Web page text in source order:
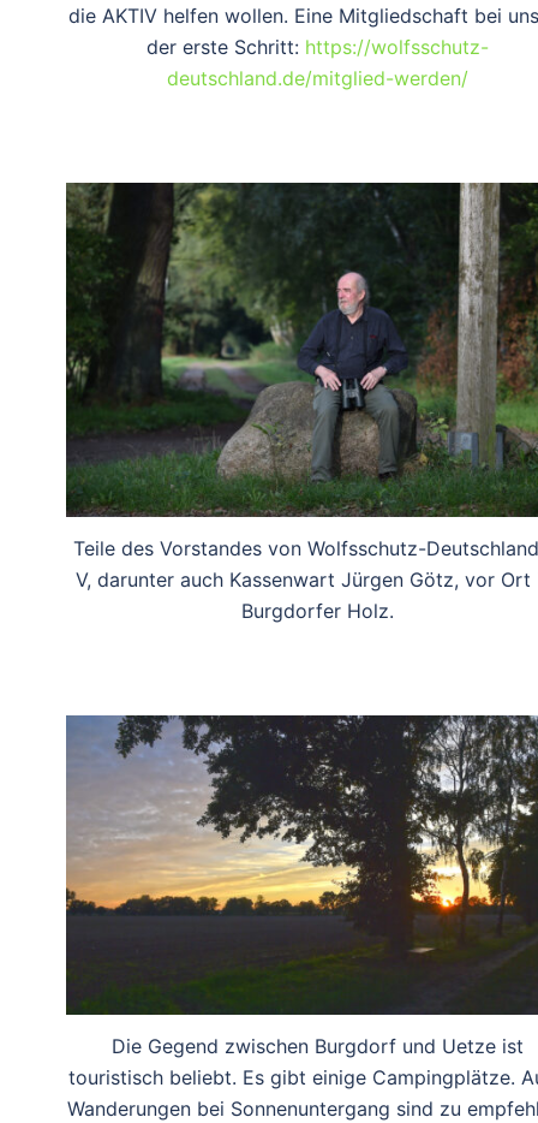
die AKTIV helfen wollen. Eine Mitgliedschaft bei
der erste Schritt: https://wolfsschutz-
deutschland.de/mitglied-werden/
Teile des Vorstandes von Wolfsschutz-
V, darunter auch Kassenwart Jürgen Götz, vor Ort
Burgdorfer Holz.
Die Gegend zwischen Burgdorf und Uetze ist
touristisch beliebt. Es gibt einige Campingplätze.
Wanderungen bei Sonnenuntergang sind zu